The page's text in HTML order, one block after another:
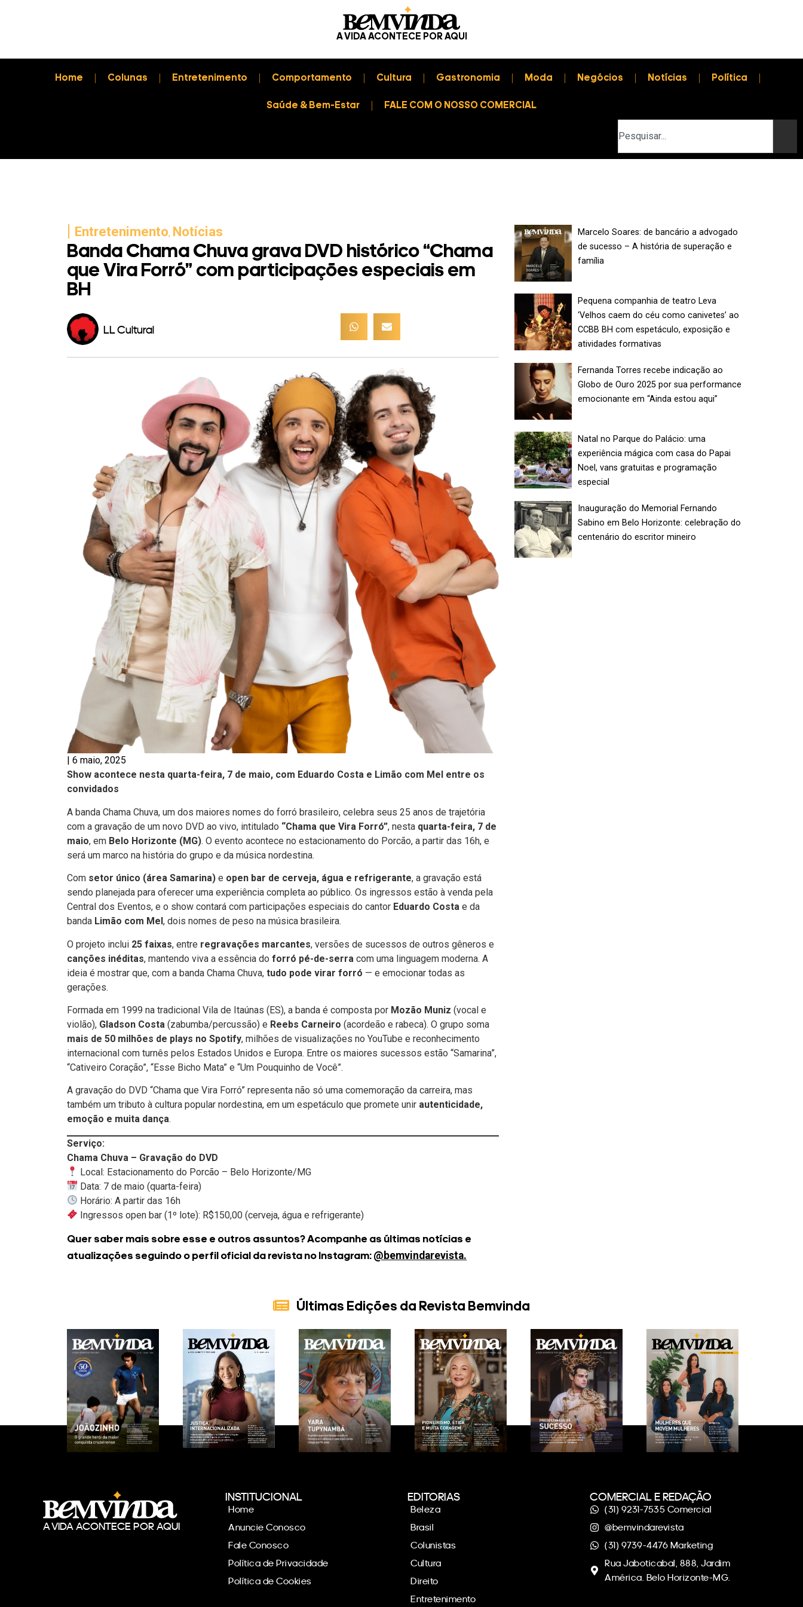
A VIDA ACONTECE POR AQUI
Home Colunas Entretenimento Comportamento Cultura Gastronomia Moda Negócios Notícias Política
Saúde & Bem-Estar FALE COM O NOSSO COMERCIAL
| Entretenimento, Notícias
Banda Chama Chuva grava DVD histórico “Chama
que Vira Forró” com participações especiais em
BH
LL Cultural
6 maio, 2025
Show acontece nesta quarta-feira, 7 de maio, com Eduardo Costa e Limão com Mel entre os
convidados
A banda Chama Chuva, um dos maiores nomes do forró brasileiro, celebra seus 25 anos de trajetória
com a gravação de um novo DVD ao vivo, intitulado “Chama que Vira Forró”, nesta quarta-feira, 7 de
maio, em Belo Horizonte (MG). O evento acontece no estacionamento do Porcão, a partir das 16h, e
será um marco na história do grupo e da música nordestina.
Com setor único (área Samarina) e open bar de cerveja, água e refrigerante, a gravação está
sendo planejada para oferecer uma experiência completa ao público. Os ingressos estão à venda pela
Central dos Eventos, e o show contará com participações especiais do cantor Eduardo Costa e da
banda Limão com Mel , dois nomes de peso na música brasileira.
O projeto inclui 25 faixas, entre regravações marcantes, versões de sucessos de outros gêneros e
canções inéditas, mantendo viva a essência do forró pé-de-serra com uma linguagem moderna. A
ideia é mostrar que, com a banda Chama Chuva, tudo pode virar forró — e emocionar todas as
gerações.
Formada em 1999 na tradicional Vila de Itaúnas (ES), a banda é composta por Mozão Muniz (vocal e
violão), Gladson Costa (zabumba/percussão) e Reebs Carneiro (acordeão e rabeca). O grupo soma
mais de 50 milhões de plays no Spotify, milhões de visualizações no YouTube e reconhecimento
internacional com turnês pelos Estados Unidos e Europa. Entre os maiores sucessos estão “Samarina”,
“Cativeiro Coração”, “Esse Bicho Mata” e “Um Pouquinho de Você”.
A gravação do DVD “Chama que Vira Forró” representa não só uma comemoração da carreira, mas
também um tributo à cultura popular nordestina, em um espetáculo que promete unir autenticidade,
emoção e muita dança.
Serviço:
Chama Chuva – Gravação do DVD
Local: Estacionamento do Porcão – Belo Horizonte/MG
Data: 7 de maio (quarta-feira)
Horário: A partir das 16h
Ingressos open bar (1º lote): R$150,00 (cerveja, água e refrigerante)
Quer saber mais sobre esse e outros assuntos? Acompanhe as últimas notícias e
atualizações seguindo o perfil oficial da revista no Instagram: @bemvindarevista.
Marcelo Soares: de bancário a advogado
de sucesso – A história de superação e
família
Pequena companhia de teatro Leva
‘Velhos caem do céu como canivetes’ ao
CCBB BH com espetáculo, exposição e
atividades formativas
Fernanda Torres recebe indicação ao
Globo de Ouro 2025 por sua performance
emocionante em “Ainda estou aqui”
Natal no Parque do Palácio: uma
experiência mágica com casa do Papai
Noel, vans gratuitas e programação
especial
Inauguração do Memorial Fernando
Sabino em Belo Horizonte: celebração do
centenário do escritor mineiro
Últimas Edições da Revista Bemvinda
A VIDA ACONTECE POR AQUI
INSTITUCIONAL
Home
Anuncie Conosco
Fale Conosco
Política de Privacidade
Política de Cookies
EDITORIAS
Beleza
Brasil
Colunistas
Cultura
Direito
Entretenimento
COMERCIAL E REDAÇÃO
(31) 9231-7535 Comercial
@bemvindarevista
(31) 9739-4476 Marketing
Rua Jaboticabal, 888, Jardim
América. Belo Horizonte-MG.